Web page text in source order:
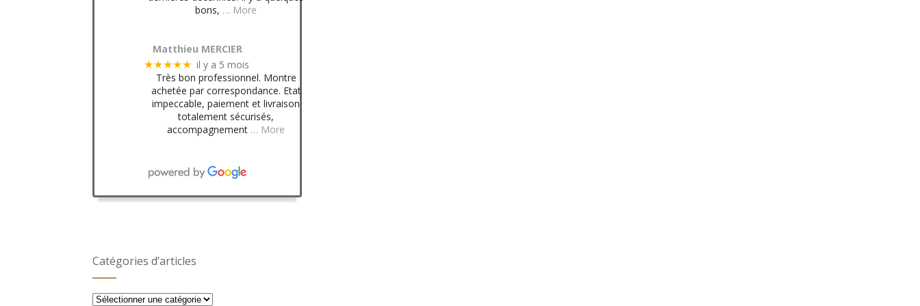
bons, … More
Matthieu MERCIER
★★★★★ il y a 5 mois
Très bon professionnel. Montre
achetée par correspondance. Etat
impeccable, paiement et livraison
totalement sécurisés,
accompagnement … More
Catégories d’articles
Catégories